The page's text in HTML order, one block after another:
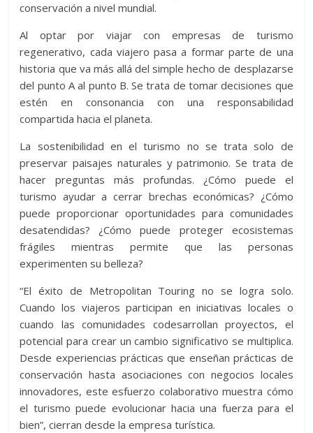
conservación a nivel mundial.
Al optar por viajar con empresas de turismo
regenerativo, cada viajero pasa a formar parte de una
historia que va más allá del simple hecho de desplazarse
del punto A al punto B. Se trata de tomar decisiones que
estén en consonancia con una responsabilidad
compartida hacia el planeta.
La sostenibilidad en el turismo no se trata solo de
preservar paisajes naturales y patrimonio. Se trata de
hacer preguntas más profundas. ¿Cómo puede el
turismo ayudar a cerrar brechas económicas? ¿Cómo
puede proporcionar oportunidades para comunidades
desatendidas? ¿Cómo puede proteger ecosistemas
frágiles mientras permite que las personas
experimenten su belleza?
“El éxito de Metropolitan Touring no se logra solo.
Cuando los viajeros participan en iniciativas locales o
cuando las comunidades codesarrollan proyectos, el
potencial para crear un cambio significativo se multiplica.
Desde experiencias prácticas que enseñan prácticas de
conservación hasta asociaciones con negocios locales
innovadores, este esfuerzo colaborativo muestra cómo
el turismo puede evolucionar hacia una fuerza para el
bien”, cierran desde la empresa turística.